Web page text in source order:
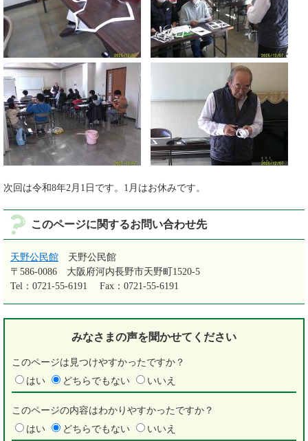
次回は令和8年2月1日です。1月はお休みです。
このページに関するお問い合わせ先
天野公民館
天野公民館
〒586-0086
大阪府河内長野市天野町1520-5
Tel：0721-55-6191
Fax：0721-55-6191
みなさまの声を聞かせてください
このページは見つけやすかったですか？
はい
どちらでもない いいえ
このページの内容はわかりやすかったですか？
はい
どちらでもない いいえ